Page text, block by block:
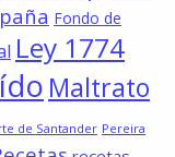
Fondo de
Ley 1774
Maltrato
de Santander Pereira